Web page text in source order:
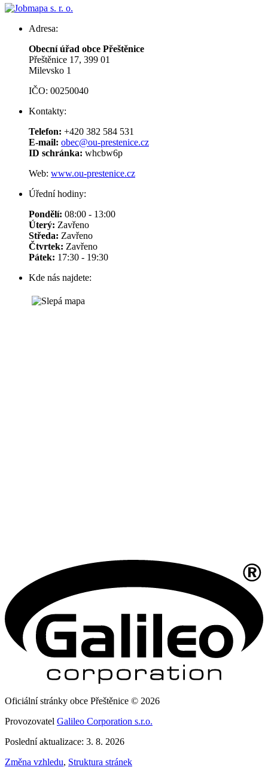
Adresa:
Obecní úřad obce Přeštěnice
Přeštěnice 17, 399 01
Milevsko 1
IČO: 00250040
Kontakty:
Telefon: +420 382 584 531
E-mail: obec@ou-prestenice.cz
ID schránka: whcbw6p
Web: www.ou-prestenice.cz
Úřední hodiny:
Pondělí: 08:00 - 13:00
Úterý: Zavřeno
Středa: Zavřeno
Čtvrtek: Zavřeno
Pátek: 17:30 - 19:30
Kde nás najdete:
Oficiální stránky obce Přeštěnice © 2026
Provozovatel Galileo Corporation s.r.o.
Poslední aktualizace: 3. 8. 2026
Změna vzhledu, Struktura stránek